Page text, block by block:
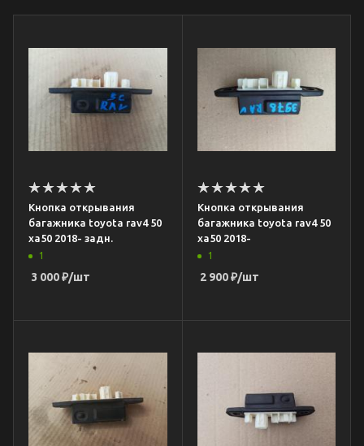
Кнопка открывания
багажника toyota rav4 50
xa50 2018- задн.
1
3 000₽/шт
Кнопка открывания
багажника toyota rav4 50
xa50 2018-
1
2 900₽/шт